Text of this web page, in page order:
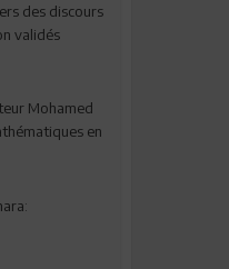
des discours
validés
Mohamed
en